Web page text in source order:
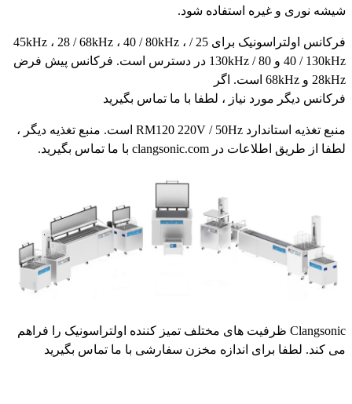
شیشه نوری و غیره استفاده شود.
فرکانس اولتراسونیک برای 25 / 45kHz ، 28 / 68kHz ، 40 / 80kHz ،
40 / 130kHz و 80 / 130kHz در دسترس است. فرکانس پیش فرض
28kHz و 68kHz است. اگر
فرکانس دیگر مورد نیاز ، لطفا با ما تماس بگیرید
منبع تغذیه استاندارد RM120 220V / 50Hz است. منبع تغذیه دیگر ،
لطفا از طریق اطلاعات در clangsonic.com با ما تماس بگیرید.
Clangsonic ظرفیت های مختلف تمیز کننده اولتراسونیک را فراهم
می کند. لطفا برای اندازه مخزن سفارشی با ما تماس بگیرید